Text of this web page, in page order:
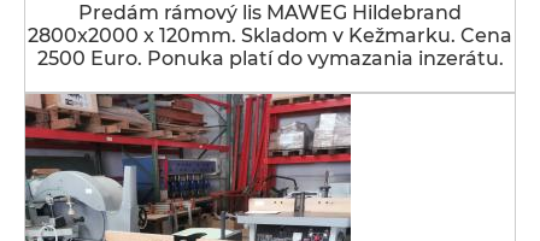
Predám rámový lis MAWEG Hildebrand
2800x2000 x 120mm. Skladom v Kežmarku. Cena
2500 Euro. Ponuka platí do vymazania inzerátu.